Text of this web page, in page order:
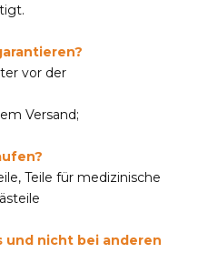
vor der
Versand;
Teile für medizinische
und nicht bei anderen